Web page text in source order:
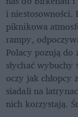
i niestosowności.
piknikowa
rampy,
Polacy pozują do
słychać wybuchy
oczy jak
siadali na
nich korzystają.